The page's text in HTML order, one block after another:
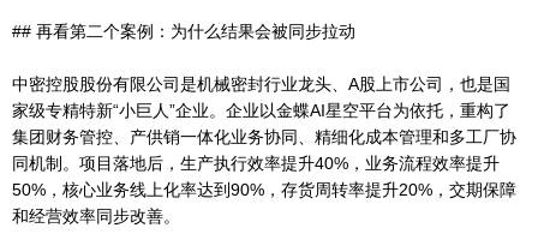
## 再看第二个案例：为什么结果会被同步拉动
中密控股股份有限公司是机械密封行业龙头、A股上市公司，也是国
家级专精特新“小巨人”企业。企业以金蝶AI星空平台为依托，重构了
集团财务管控、产供销一体化业务协同、精细化成本管理和多工厂协
同机制。项目落地后，生产执行效率提升40%，业务流程效率提升
50%，核心业务线上化率达到90%，存货周转率提升20%，交期保障
和经营效率同步改善。